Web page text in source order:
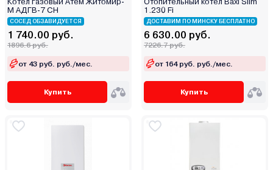
М АДГВ-7 СН
СОСЕД ОБЗАВИДУЕТСЯ
1 740.00 руб.
1896.6 руб.
от 43 руб. руб./мес.
Купить
1.230 Fi
ДОСТАВИМ ПО МИНСКУ БЕСПЛАТНО
6 630.00 руб.
7226.7 руб.
от 164 руб. руб./мес.
Купить